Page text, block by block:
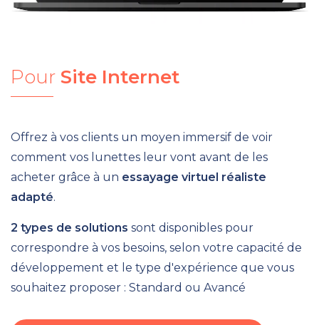
Pour Site Internet
Offrez à vos clients un moyen immersif de voir
comment vos lunettes leur vont avant de les
acheter grâce à un essayage virtuel réaliste
adapté.
2 types de solutions sont disponibles pour
correspondre à vos besoins, selon votre capacité de
développement et le type d'expérience que vous
souhaitez proposer : Standard ou Avancé